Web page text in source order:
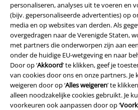
personaliseren, analyses uit te voeren en
(bijv. gepersonaliseerde advertenties) op
media en op websites van derden. Als
overgedragen naar de Verenigde Staten,
met partners die onderworpen zijn aan
onder de huidige EU-wetgeving en naar
Door op ‘Akkoord’ te klikken, geef je
van cookies door ons en onze partners.
weigeren door op ‘Alles weigeren’ te
alleen noodzakelijke cookies gebruikt. Je
voorkeuren ook aanpassen door op ‘
Legal